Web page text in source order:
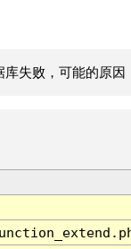
失败，可能的原因